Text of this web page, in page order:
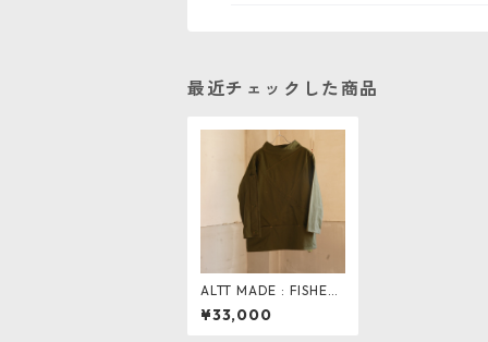
最近チェックした商品
ALTT MADE : FISHER
MAN SMOCK V.OLIVE
¥33,000